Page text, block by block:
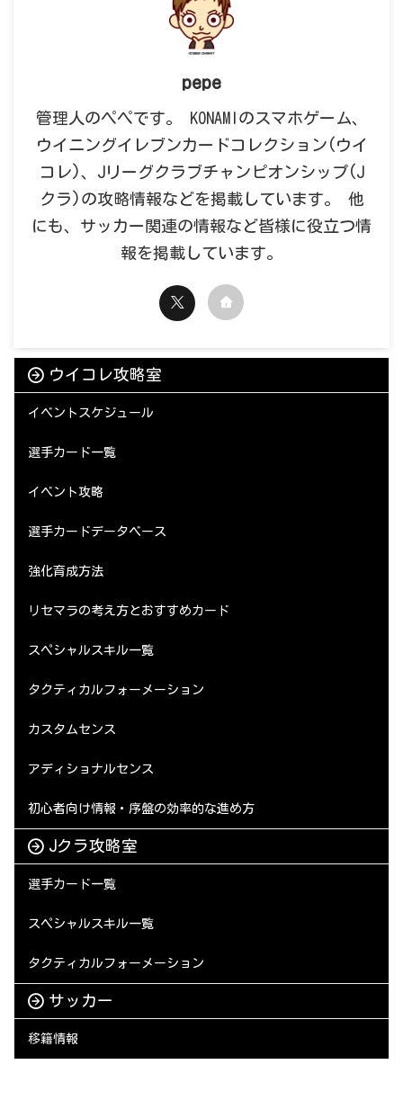
pepe
管理人のペペです。 KONAMIのスマホゲーム、
ウイニングイレブンカードコレクション(ウイ
コレ)、Jリーグクラブチャンピオンシップ(J
クラ)の攻略情報などを掲載しています。 他
にも、サッカー関連の情報など皆様に役立つ情
報を掲載しています。
ウイコレ攻略室
イベントスケジュール
選手カード一覧
イベント攻略
選手カードデータベース
強化育成方法
リセマラの考え方とおすすめカード
スペシャルスキル一覧
タクティカルフォーメーション
カスタムセンス
アディショナルセンス
初心者向け情報・序盤の効率的な進め方
Jクラ攻略室
選手カード一覧
スペシャルスキル一覧
タクティカルフォーメーション
サッカー
移籍情報